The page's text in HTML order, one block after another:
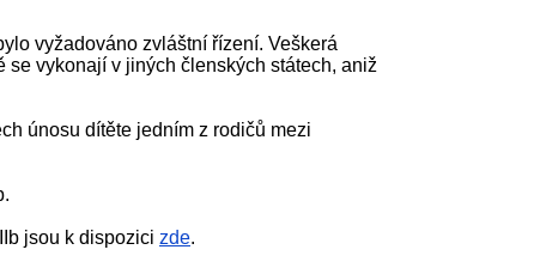
vyžadováno zvláštní řízení. Veškerá
se vykonají v jiných členských státech, aniž
únosu dítěte jedním z rodičů mezi
jsou k dispozici zde.